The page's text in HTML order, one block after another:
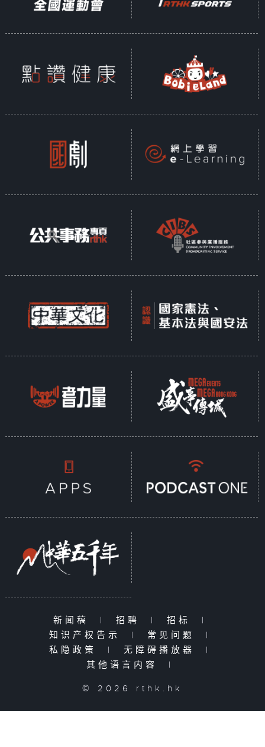
新闻稿 | 招聘 | 招标
|
知识产权告示
| 常见问题
|
私隐政策
| 无障碍播放器
|
其他语言内容
|
© 2026 rthk.hk